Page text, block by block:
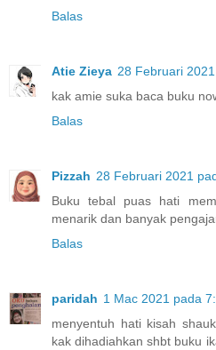
Balas
Atie Zieya 28 Februari
kak amie suka baca buku
Balas
Pizzah 28 Februari 2021
Buku tebal puas hati
menarik dan banyak
Balas
paridah 1 Mac 2021 pada
menyentuh hati kisah
kak dihadiahkan shbt buku